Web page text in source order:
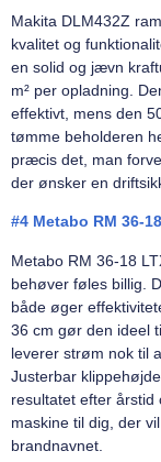
Makita DLM432Z
kvalitet og
en solid og jævn
m² per opladning.
effektivt, mens den
tømme beholderen
præcis det, man
der ønsker en
#4 Metabo RM 36-
Metabo RM 36-18
behøver føles billig.
både øger
36 cm gør den ideel
leverer strøm nok til
Justerbar
resultatet efter
maskine til dig, der
brandnavnet.